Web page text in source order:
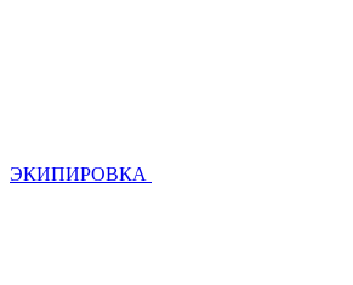
ЭКИПИРОВКА